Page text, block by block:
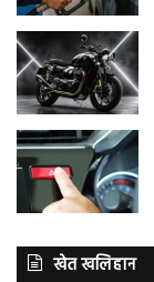
खेत खलिहान